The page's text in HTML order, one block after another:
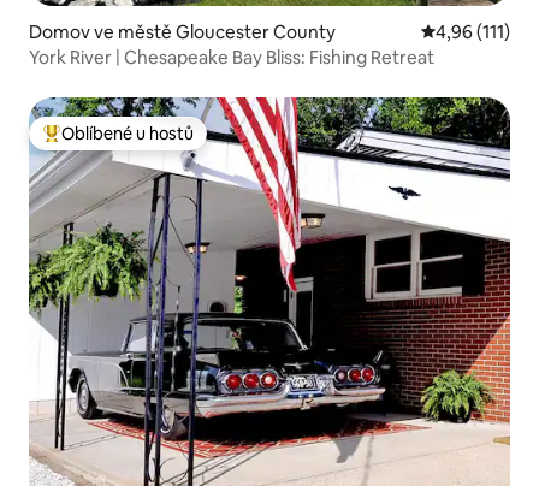
Domov ve městě Gloucester County Průměrné
4,96 (111)
York River | Chesapeake Bay Bliss: Fishing Retreat
Nejlepší v kategorii Oblíbené u hostů
Oblíbené u hostů